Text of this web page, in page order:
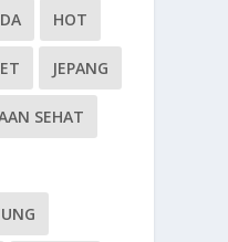
HOT
JEPANG
SEHAT